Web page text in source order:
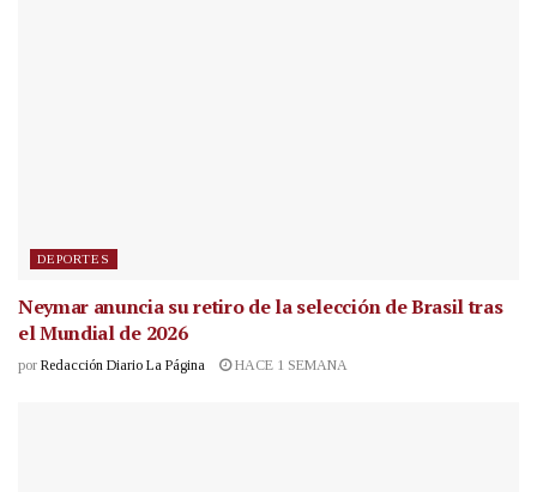
DEPORTES
Neymar anuncia su retiro de la selección de Brasil tras
el Mundial de 2026
por Redacción Diario La Página HACE 1 SEMANA